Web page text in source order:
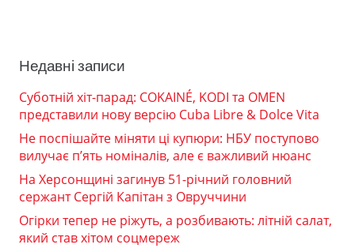
Недавні записи
Суботній хіт-парад: COKAINÉ, KODI та OMEN
представили нову версію Cuba Libre & Dolce Vita
Не поспішайте міняти ці купюри: НБУ поступово
вилучає п’ять номіналів, але є важливий нюанс
На Херсонщині загинув 51-річний головний
сержант Сергій Капітан з Овруччини
Огірки тепер не ріжуть, а розбивають: літній салат,
який став хітом соцмереж